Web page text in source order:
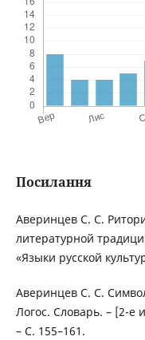
Посилання
Аверинцев С. С.
литературной
«Языки русской
Аверинцев С. С.
Логос. Словарь. – [2-е
– С. 155–161.